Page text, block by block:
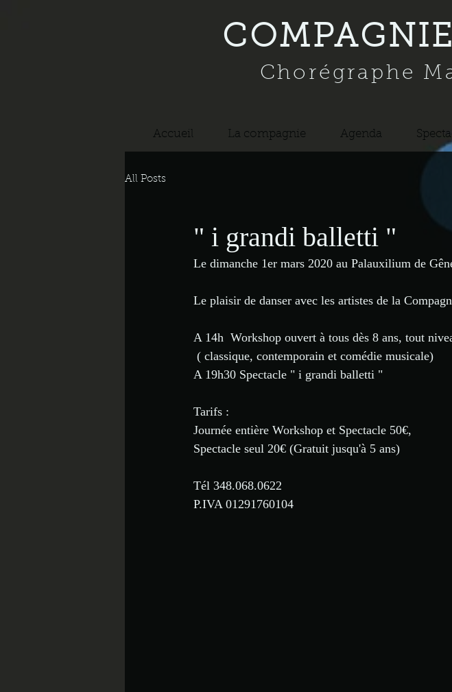
Chorégraphe
Accueil La compagnie Agenda
All Posts
" i grandi balletti "
Le dimanche 1er mars 2020 au Palauxilium de
Le plaisir de danser avec les artistes de la
A 14h  Workshop ouvert à tous dès 8 ans, tout
( classique, contemporain et comédie musicale)
A 19h30 Spectacle " i grandi balletti "
Tarifs :
Journée entière Workshop et Spectacle 50€,
Spectacle seul 20€ (Gratuit jusqu'à 5 ans)
Tél 348.068.0622
P.IVA 01291760104